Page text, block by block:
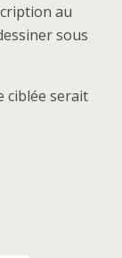
au
sous
ciblée serait